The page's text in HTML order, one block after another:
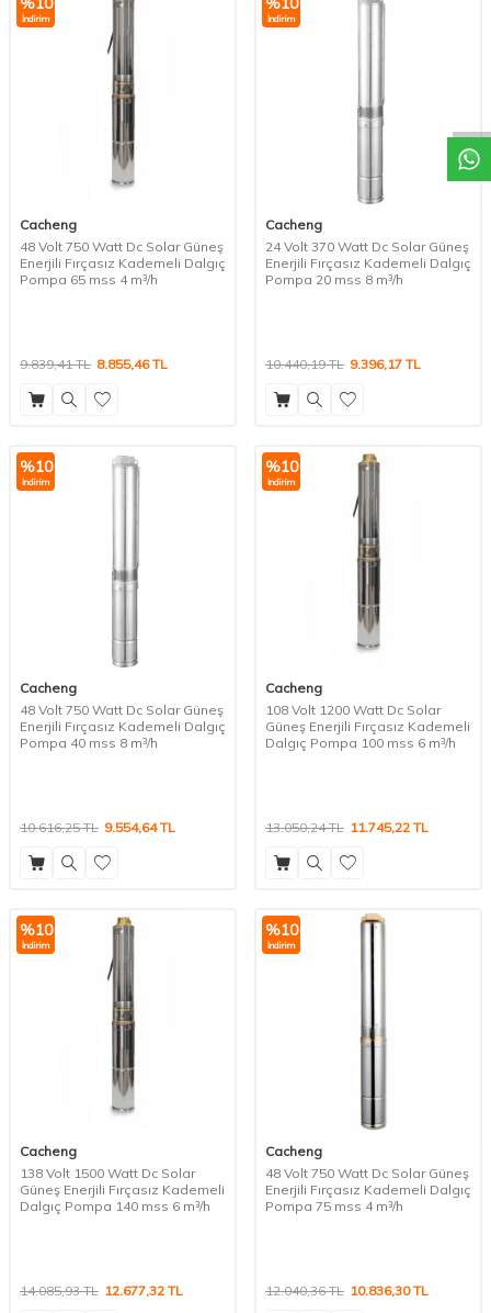
İndirim
Cacheng
48 Volt 750 Watt Dc Solar Güneş
Enerjili Fırçasız Kademeli Dalgıç
Pompa 65 mss 4 m³/h
9.839,41TL 8.855,46TL
İndirim
Cacheng
24 Volt 370 Watt Dc Solar Güneş
Enerjili Fırçasız Kademeli Dalgıç
Pompa 20 mss 8 m³/h
10.440,19TL 9.396,17 TL
%10
İndirim
Cacheng
48 Volt 750 Watt Dc Solar Güneş
Enerjili Fırçasız Kademeli Dalgıç
Pompa 40 mss 8 m³/h
10.616,25TL 9.554,64TL
%10
İndirim
Cacheng
108 Volt 1200 Watt Dc Solar
Güneş Enerjili Fırçasız Kademeli
Dalgıç Pompa 100 mss 6 m³/h
13.050,24TL 11.745,22 TL
%10
İndirim
Cacheng
138 Volt 1500 Watt Dc Solar
Güneş Enerjili Fırçasız Kademeli
Dalgıç Pompa 140 mss 6 m³/h
14.085,93TL 12.677,32 TL
%10
İndirim
Cacheng
48 Volt 750 Watt Dc Solar Güneş
Enerjili Fırçasız Kademeli Dalgıç
Pompa 75 mss 4 m³/h
12.040,36TL 10.836,30TL